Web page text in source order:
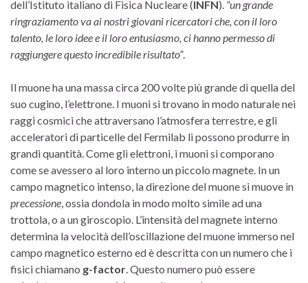
dell’Istituto italiano di Fisica Nucleare (INFN). “un grande
ringraziamento va ai nostri giovani ricercatori che, con il loro
talento, le loro idee e il loro entusiasmo, ci hanno permesso di
raggiungere questo incredibile risultato”.
Il muone ha una massa circa 200 volte più grande di quella del
suo cugino, l’elettrone. I muoni si trovano in modo naturale nei
raggi cosmici che attraversano l’atmosfera terrestre, e gli
acceleratori di particelle del Fermilab li possono produrre in
grandi quantità. Come gli elettroni, i muoni si comporano
come se avessero al loro interno un piccolo magnete. In un
campo magnetico intenso, la direzione del muone si muove in
precessione , ossia dondola in modo molto simile ad una
trottola, o a un giroscopio. L’intensità del magnete interno
determina la velocità dell’oscillazione del muone immerso nel
campo magnetico esterno ed è descritta con un numero che i
fisici chiamano g-factor . Questo numero può essere